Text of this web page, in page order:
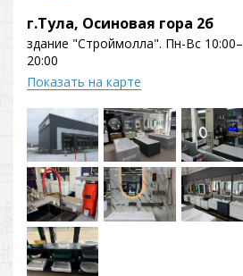
г.Тула, Осиновая гора 2б
здание "Строймолла". Пн-Вс 10:00–
20:00
Показать на карте